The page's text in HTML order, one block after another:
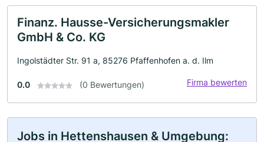
Finanz. Hausse-Versicherungsmakler
GmbH & Co. KG
Ingolstädter Str. 91 a, 85276 Pfaffenhofen a. d. Ilm
0.0 (0 Bewertungen) Firma bewerten
Jobs in Hettenshausen & Umgebung: